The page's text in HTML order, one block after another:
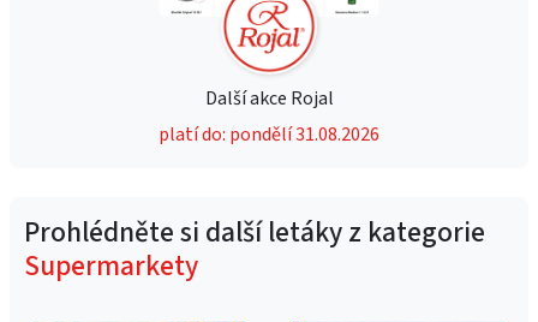
Další akce Rojal
platí do: pondělí 31.08.2026
Prohlédněte si další letáky z kategorie
Supermarkety